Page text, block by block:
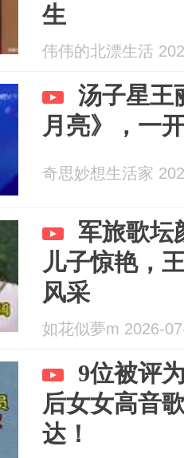
生
伟伟的北漂生活
汤子星王
月亮》，一
奇思妙想生活家
军旅歌坛
儿子惊艳，
风采
如花似夢m 2026-
9位被评
后女女高音
达！